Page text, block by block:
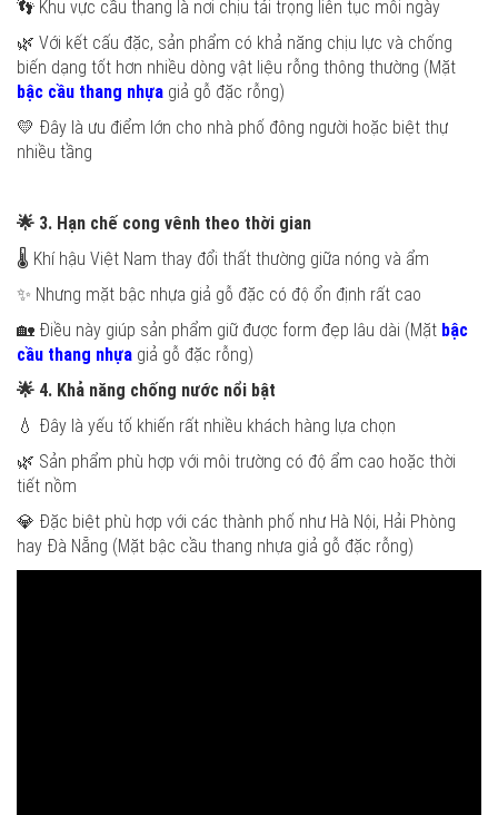
👣 Khu vực cầu thang là nơi chịu tải trọng liên tục mỗi ngày
🌿 Với kết cấu đặc, sản phẩm có khả năng chịu lực và chống
biến dạng tốt hơn nhiều dòng vật liệu rỗng thông thường (Mặt
bậc cầu thang nhựa giả gỗ đặc rỗng)
💛 Đây là ưu điểm lớn cho nhà phố đông người hoặc biệt thự
nhiều tầng
🌟 3. Hạn chế cong vênh theo thời gian
🌡️ Khí hậu Việt Nam thay đổi thất thường giữa nóng và ẩm
✨ Nhưng mặt bậc nhựa giả gỗ đặc có độ ổn định rất cao
🏡 Điều này giúp sản phẩm giữ được form đẹp lâu dài (Mặt bậc
cầu thang nhựa giả gỗ đặc rỗng)
🌟 4. Khả năng chống nước nổi bật
💧 Đây là yếu tố khiến rất nhiều khách hàng lựa chọn
🌿 Sản phẩm phù hợp với môi trường có độ ẩm cao hoặc thời
tiết nồm
💎 Đặc biệt phù hợp với các thành phố như Hà Nội, Hải Phòng
hay Đà Nẵng (Mặt bậc cầu thang nhựa giả gỗ đặc rỗng)